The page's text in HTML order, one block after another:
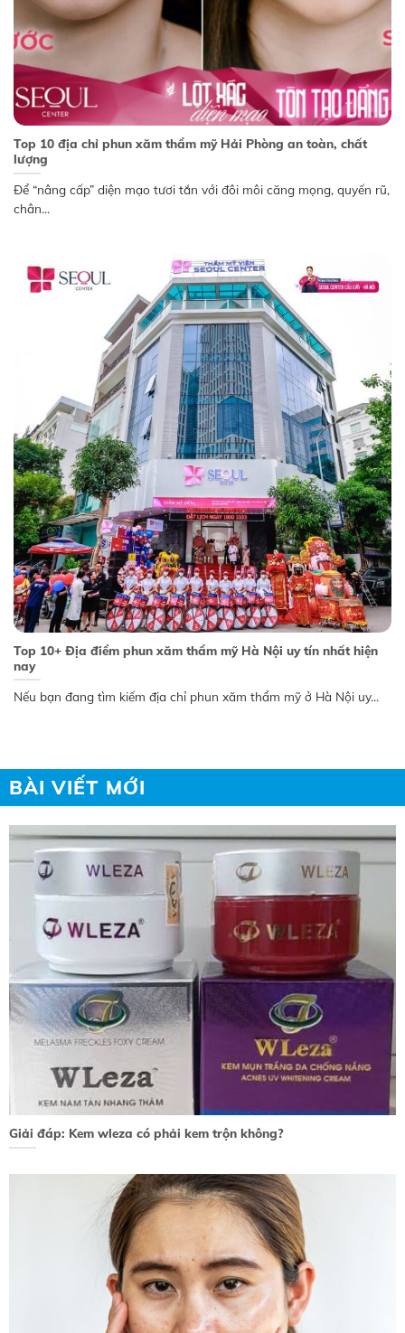
Top 10 địa chỉ phun xăm thẩm mỹ Hải Phòng an toàn, chất
lượng
Để “nâng cấp” diện mạo tươi tắn với đôi môi căng mọng, quyến rũ,
chân...
Top 10+ Địa điểm phun xăm thẩm mỹ Hà Nội uy tín nhất hiện
nay
Nếu bạn đang tìm kiếm địa chỉ phun xăm thẩm mỹ ở Hà Nội uy...
BÀI VIẾT MỚI
Giải đáp: Kem wleza có phải kem trộn không?